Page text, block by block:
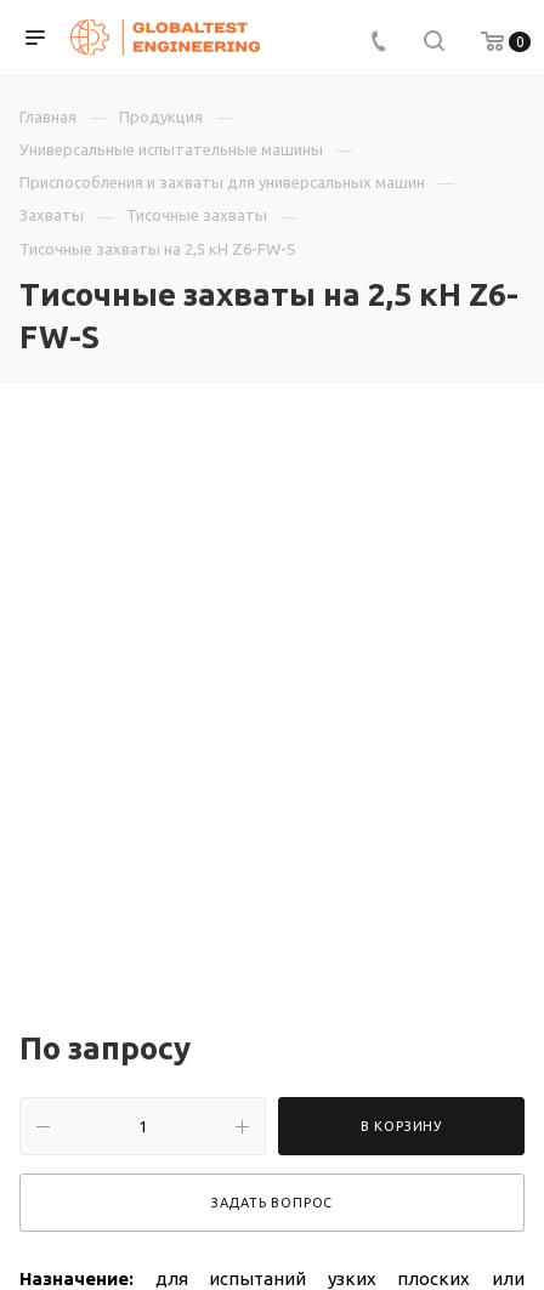
0
Главная
Продукция
Универсальные испытательные машины
Приспособления и захваты для универсальных машин
Захваты
Тисочные захваты
Тисочные захваты на 2,5 кН Z6-FW-S
Тисочные захваты на 2,5 кН Z6-
FW-S
По запросу
В КОРЗИНУ
ЗАДАТЬ ВОПРОС
Назначение: для испытаний узких плоских или